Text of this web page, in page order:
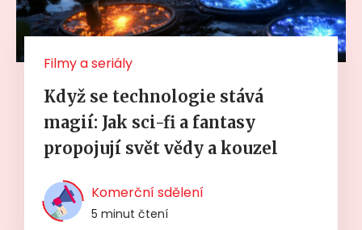
Filmy a seriály
Když se technologie stává
magií: Jak sci-fi a fantasy
propojují svět vědy a kouzel
Komerční sdělení
5 minut čtení